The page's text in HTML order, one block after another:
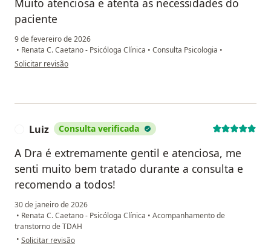
Muito atenciosa e atenta as necessidades do
paciente
9 de fevereiro de 2026
• Renata C. Caetano - Psicóloga Clínica • Consulta Psicologia •
na opinião do utilizador Monica Anna Esposito
Solicitar revisão
Luiz Consulta verificada
A Dra é extremamente gentil e atenciosa, me
senti muito bem tratado durante a consulta e
recomendo a todos!
30 de janeiro de 2026
• Renata C. Caetano - Psicóloga Clínica • Acompanhamento de
transtorno de TDAH
• na opinião do utilizador Luiz
Solicitar revisão